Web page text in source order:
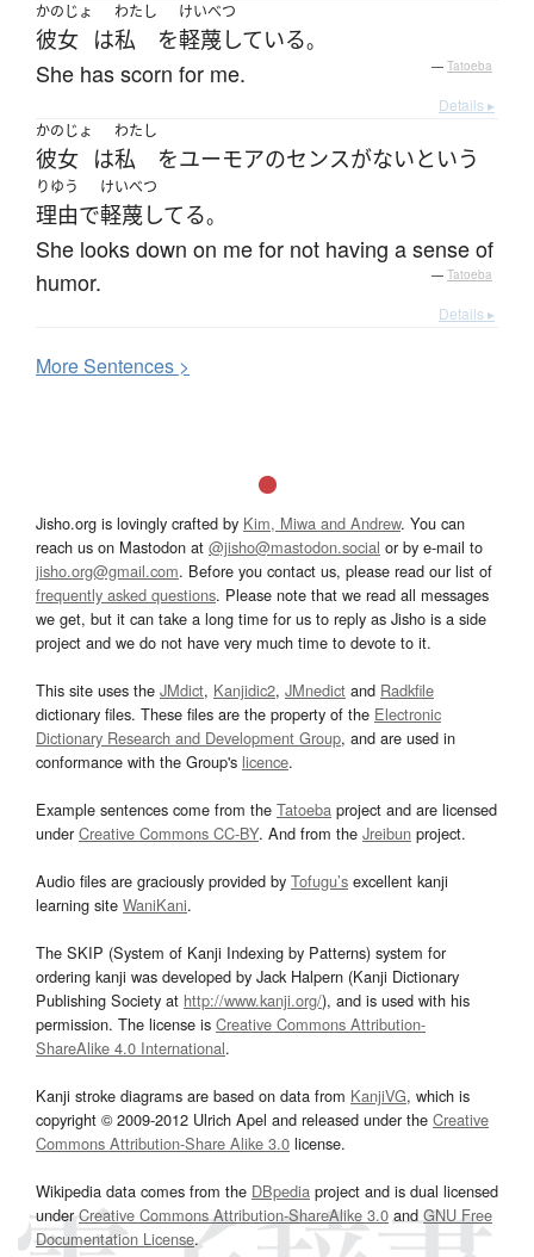
かのじょ
彼女 は
わたし
私 を
けいべつ
軽蔑している。
She has scorn for me. — Tatoeba
Details ▸
かのじょ
彼女 は
わたし
私 をユーモアのセンスがないという
りゆう
理由で
けいべつ
軽蔑してる。
She looks down on me for not having a sense of
humor.
— Tatoeba
Details ▸
MoreSentences >
Jisho.org is lovingly crafted by Kim, Miwa and Andrew. You can
reach us on Mastodon at @jisho@mastodon.social or by e-mail to
jisho.org@gmail.com. Before you contact us, please read our list of
frequently asked questions. Please note that we read all messages
we get, but it can take a long time for us to reply as Jisho is a side
project and we do not have very much time to devote to it.
This site uses the JMdict, Kanjidic2, JMnedict and Radkfile
dictionary files. These files are the property of the Electronic
Dictionary Research and Development Group, and are used in
conformance with the Group's licence.
Example sentences come from the Tatoeba project and are licensed
underCreative Commons CC-BY. And from the Jreibun project.
Audio files are graciously provided by Tofugu’s excellent kanji
learning site WaniKani.
The SKIP (System of Kanji Indexing by Patterns) system for
ordering kanji was developed by Jack Halpern (Kanji Dictionary
Publishing Society at http://www.kanji.org/), and is used with his
permission. The license is Creative Commons Attribution-
ShareAlike 4.0 International.
Kanji stroke diagrams are based on data from KanjiVG, which is
copyright © 2009-2012 Ulrich Apel and released under the Creative
Commons Attribution-Share Alike 3.0 license.
Wikipedia data comes from the DBpedia project and is dual licensed
underCreative Commons Attribution-ShareAlike 3.0and GNU Free
Documentation License.